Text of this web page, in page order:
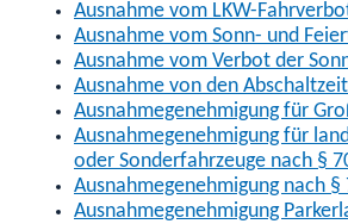
Ausnahme vom LKW-
Ausnahme vom Sonn- und
Ausnahme vom Verbot der
Ausnahme von den
Ausnahmegenehmigung für
Ausnahmegenehmigung für
oder Sonderfahrzeuge nach §
Ausnahmegenehmigung nach
Ausnahmegenehmigung